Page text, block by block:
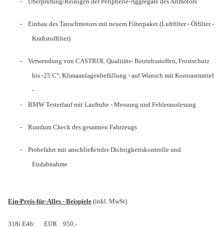
-
Einbau des Tauschmotors mit neuem Filterpaket (Luftfilter - Ölfilter -
Kraftstoffilter)
-
Verwendung von CASTROL Qualitäts- Betriebsstoffen, Frostschutz
bis -25 C°, Klimaanlagenbefüllung - auf Wunsch mit Kontrastmittel
-
-
BMW Testerlauf mit Laufruhe - Messung und Fehlerauslesung
- Rundum Check des gesamten Fahrzeugs
-
Probefahrt mit anschließender Dichtigkeitskontrolle und
Endabnahme
Ein-Preis-für-Alles - Beispiele (inkl. MwSt)
318i E46: EUR 950,-